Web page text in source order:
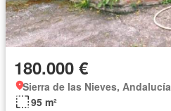
180.000 €
Sierra de las Nieves, Andalucía
95 m²